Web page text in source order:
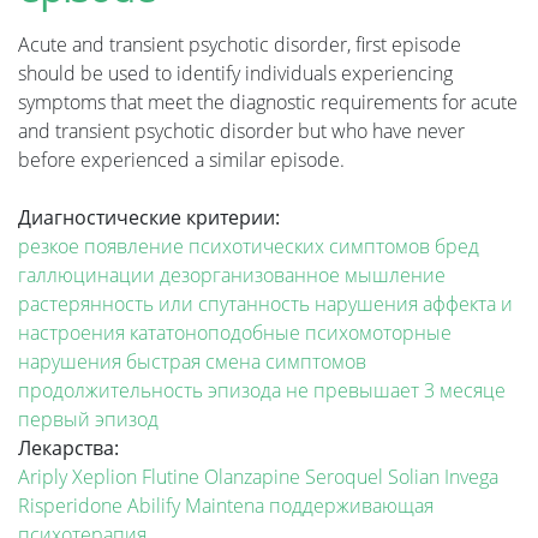
Acute and transient psychotic disorder, first episode
should be used to identify individuals experiencing
symptoms that meet the diagnostic requirements for acute
and transient psychotic disorder but who have never
before experienced a similar episode.
Диагностические критерии:
резкое появление психотических симптомов бред
галлюцинации дезорганизованное мышление
растерянность или спутанность нарушения аффекта и
настроения кататоноподобные психомоторные
нарушения быстрая смена симптомов
продолжительность эпизода не превышает 3 месяце
первый эпизод
Лекарства:
AriplyXeplion Flutine Olanzapine Seroquel Solian Invega
Risperidone Abilify Maintena поддерживающая